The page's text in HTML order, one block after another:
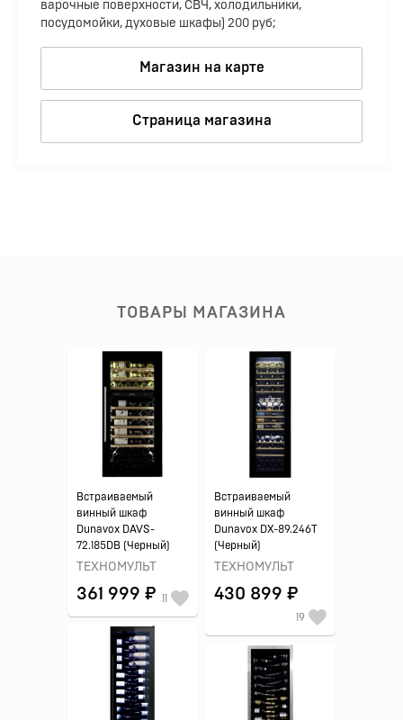
варочные поверхности, СВЧ, холодильники,
посудомойки, духовые шкафы) 200 руб;
Магазин на карте
Страница магазина
ТОВАРЫ МАГАЗИНА
Встраиваемый
винный шкаф
Dunavox DAVS-
72.185DB (Черный)
ТЕХНОМУЛЬТ
361 999 ₽ 11
Встраиваемый
винный шкаф
Dunavox DX-89.246T
(Черный)
ТЕХНОМУЛЬТ
430 899 ₽
19